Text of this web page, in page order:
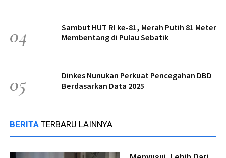
04
Sambut HUT RI ke-81, Merah Putih 81 Meter
Membentang di Pulau Sebatik
05
Dinkes Nunukan Perkuat Pencegahan DBD
Berdasarkan Data 2025
BERITA TERBARU LAINNYA